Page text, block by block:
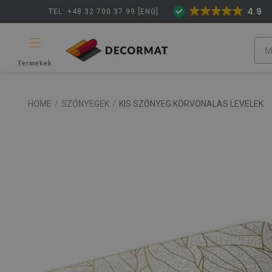
TEL: +48 32 700 37 99 [ENG] 4.9
Termékek
HOME / SZŐNYEGEK / KIS SZŐNYEG KÖRVONALAS LEVELEK